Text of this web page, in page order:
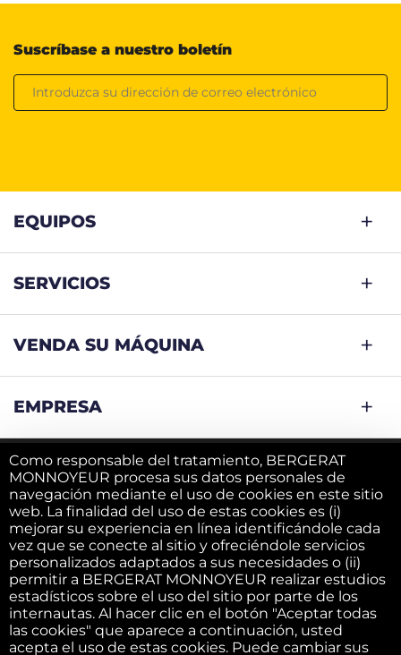
Suscríbase a nuestro boletín
EQUIPOS
SERVICIOS
VENDA SU MÁQUINA
EMPRESA
Terms and conditions
F.A.Q.
Política de cookies
Política de privacidad
Como responsable del tratamiento, BERGERAT
MONNOYEUR procesa sus datos personales de
navegación mediante el uso de cookies en este sitio
web. La finalidad del uso de estas cookies es (i)
mejorar su experiencia en línea identificándole cada
vez que se conecte al sitio y ofreciéndole servicios
personalizados adaptados a sus necesidades o (ii)
permitir a BERGERAT MONNOYEUR realizar estudios
estadísticos sobre el uso del sitio por parte de los
internautas. Al hacer clic en el botón "Aceptar todas
las cookies" que aparece a continuación, usted
acepta el uso de estas cookies. Puede cambiar sus